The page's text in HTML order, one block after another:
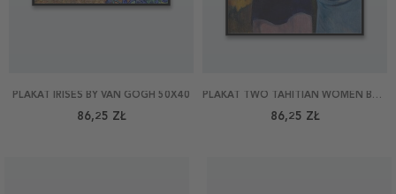
PLAKAT IRISES BY VAN GOGH 50X40
86,25 ZŁ
PLAKAT TWO TAHITIAN WOMEN BY GAUGUIN 40X50
86,25 ZŁ